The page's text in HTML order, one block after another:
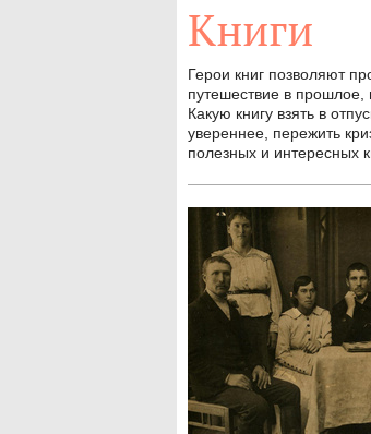
Книги
Герои книг позволяют
путешествие в прошлое,
Какую книгу взять в
увереннее, пережить
полезных и интересных